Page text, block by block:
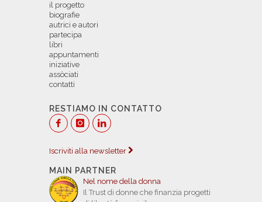
il progetto
biografie
autrici e autori
partecipa
libri
appuntamenti
iniziative
assòciati
contatti
RESTIAMO IN CONTATTO
Iscriviti alla newsletter
MAIN PARTNER
Nel nome della donna
Il Trust di donne che finanzia progetti